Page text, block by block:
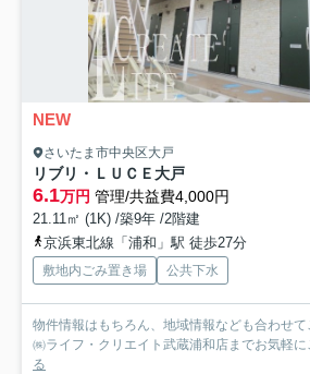
NEW
さいたま市中央区大戸
リブリ・ＬＵＣＥ大戸
6.1万円 管理/共益費4,000円
21.11㎡ (1K) /築9年 /2階建
京浜東北線「浦和」駅 徒歩27分
敷地内ごみ置き場 公共下水
物件情報はもちろん、地域情報なども合わせて
㈱ライフ・クリエイト武蔵浦和店までお気軽
る